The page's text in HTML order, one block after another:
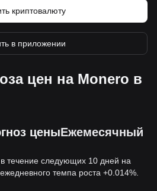
криптовалюту
в приложении
цен на Monero в
ценыЕжемесячный
течение следующих 10 дней на
темпа роста +0.014%.